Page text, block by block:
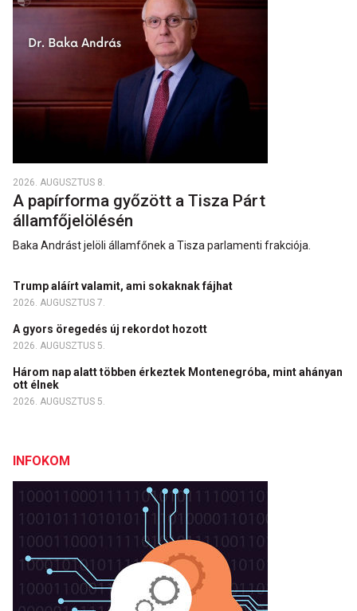
2026. AUGUSZTUS 8.
A papírforma győzött a Tisza Párt
államfőjelölésén
Baka Andrást jelöli államfőnek a Tisza parlamenti frakciója.
Trump aláírt valamit, ami sokaknak fájhat
2026. AUGUSZTUS 7.
A gyors öregedés új rekordot hozott
2026. AUGUSZTUS 5.
Három nap alatt többen érkeztek Montenegróba, mint ahányan
ott élnek
2026. AUGUSZTUS 5.
INFOKOM